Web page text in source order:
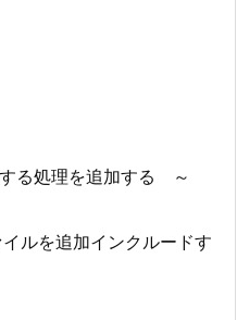
る処理を追加する ～
ルを追加インクルードす